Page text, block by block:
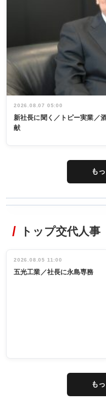
2026.08.07 05:00
新社長に聞く／トピー実業／
献
も
非鉄業界で
インタビュ
ー／社内ア
タックトレー
祝う 業界関
係者ら220人
出席
トップ交代人事
2026.08.05 11:00
五光工業／社長に永島専務
も